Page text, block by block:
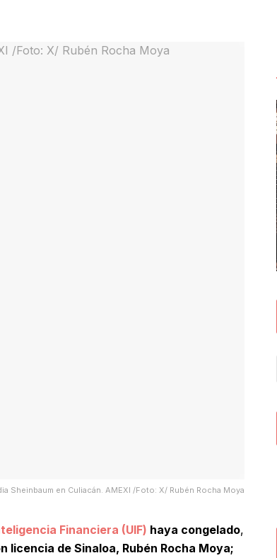
Sheinbaum en Culiacán. AMEXI /Foto: X/ Rubén Rocha Moya
Financiera (UIF) haya congelado,
de Sinaloa, Rubén Rocha Moya;